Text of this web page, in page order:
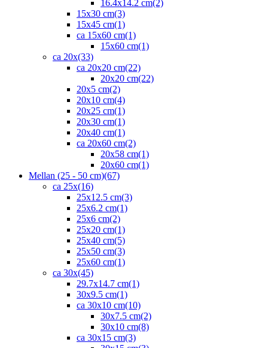
16.4x14.2 cm(2)
15x30 cm(3)
15x45 cm(1)
ca 15x60 cm(1)
15x60 cm(1)
ca 20x(33)
ca 20x20 cm(22)
20x20 cm(22)
20x5 cm(2)
20x10 cm(4)
20x25 cm(1)
20x30 cm(1)
20x40 cm(1)
ca 20x60 cm(2)
20x58 cm(1)
20x60 cm(1)
Mellan (25 - 50 cm)(67)
ca 25x(16)
25x12.5 cm(3)
25x6.2 cm(1)
25x6 cm(2)
25x20 cm(1)
25x40 cm(5)
25x50 cm(3)
25x60 cm(1)
ca 30x(45)
29.7x14.7 cm(1)
30x9.5 cm(1)
ca 30x10 cm(10)
30x7.5 cm(2)
30x10 cm(8)
ca 30x15 cm(3)